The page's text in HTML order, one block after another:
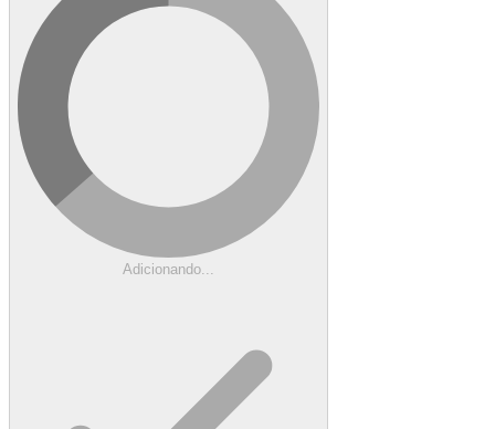
Adicionando...